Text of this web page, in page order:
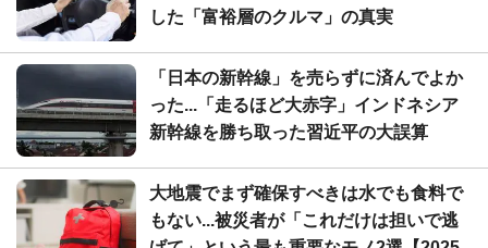
した「富裕層のクルマ」の真実
「日本の新幹線」を売らずに済んでよか
った...「走るほど大赤字」インドネシア
新幹線を勝ち取った習近平の大誤算
大地震でまず確保すべきは水でも食料で
もない...被災者が「これだけは担いで逃